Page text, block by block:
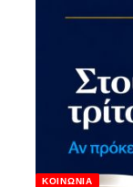
ΚΟΙΝΩΝΊΑ